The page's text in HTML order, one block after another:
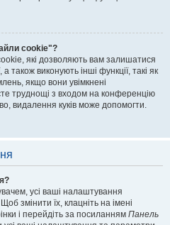
cookie"?
які дозволяють вам залишатися
також виконують інші функції, такі як
якщо вони увімкнені
труднощі з входом на конференцію
видалення куків може допомогти.
усі ваші налаштування
змінити їх, клацніть на імені
і перейдіть за посиланням Панель